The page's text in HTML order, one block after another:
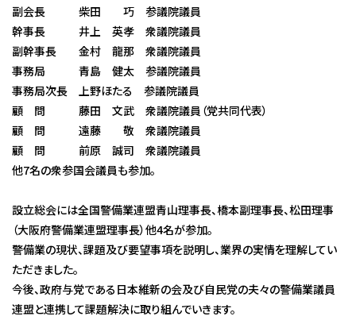
副会長 柴田 巧 参議院議員
幹事長 井上 英孝 衆議院議員
副幹事長 金村 龍那 衆議院議員
事務局 青島 健太 参議院議員
事務局次長 上野ほたる 参議院議員
顧 問 藤田 文武 衆議院議員（党共同代表）
顧 問 遠藤 敬 衆議院議員
顧 問 前原 誠司 衆議院議員
他7名の衆参国会議員も参加。
設立総会には全国警備業連盟青山理事長、橋本副理事長、松田理事
（大阪府警備業連盟理事長）他4名が参加。
警備業の現状、課題及び要望事項を説明し、業界の実情を理解してい
ただきました。
今後、政府与党である日本維新の会及び自民党の夫々の警備業議員
連盟と連携して課題解決に取り組んでいきます。